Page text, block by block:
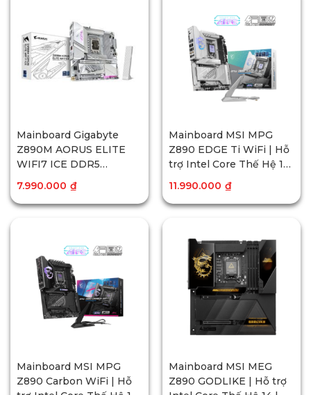
Mainboard Gigabyte
Z890M AORUS ELITE
WIFI7 ICE DDR5
7.990.000 ₫
Mainboard MSI MPG
Z890 EDGE Ti WiFi | Hỗ
trợ Intel Core Thế Hệ 14
| DDR5 | PCIe 5.0
11.990.000 ₫
Mainboard MSI MPG
Z890 Carbon WiFi | Hỗ
Mainboard MSI MEG
Z890 GODLIKE | Hỗ trợ